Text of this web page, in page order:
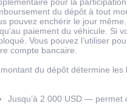
du dépôt à tout
pouvez enchérir le jour
paiement du véhicule. Si
Vous pouvez l’utiliser
compte bancaire.
du dépôt détermine les
Jusqu’à 2 000 USD — permet